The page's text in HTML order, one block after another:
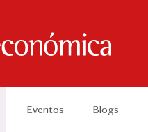
Eventos Blogs